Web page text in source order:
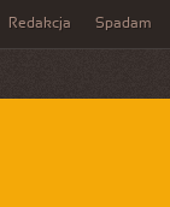
Redakcja Spadam